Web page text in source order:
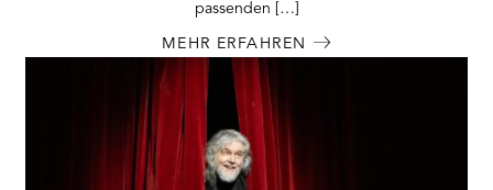
passenden […]
MEHR ERFAHREN